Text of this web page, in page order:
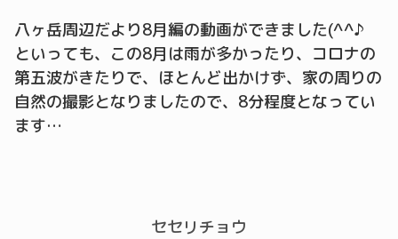
八ヶ岳周辺だより8月編の動画ができました(^^♪
といっても、この8月は雨が多かったり、コロナの
第五波がきたりで、ほとんど出かけず、家の周りの
自然の撮影となりましたので、8分程度となってい
ます…
セセリチョウ